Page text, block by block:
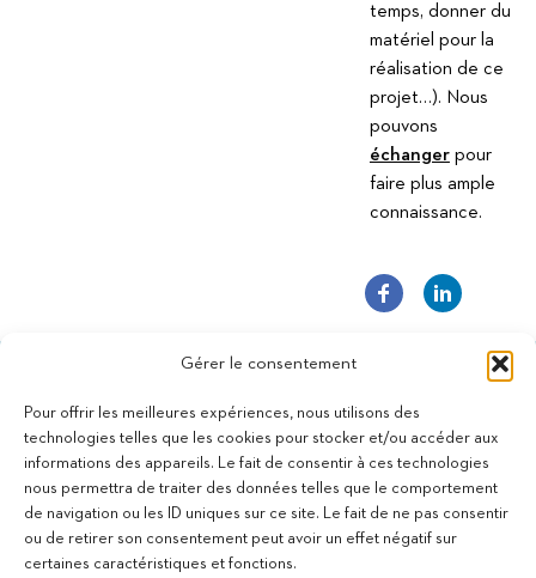
Gérer le consentement
Pour offrir les meilleures expériences, nous utilisons des
technologies telles que les cookies pour stocker et/ou accéder aux
informations des appareils. Le fait de consentir à ces technologies
nous permettra de traiter des données telles que le comportement
de navigation ou les ID uniques sur ce site. Le fait de ne pas consentir
ou de retirer son consentement peut avoir un effet négatif sur
certaines caractéristiques et fonctions.
temps, donner du
matériel pour la
réalisation de ce
projet…). Nous
pouvons
échangerpour
faire plus ample
connaissance.
11 bis Rue des Novalles
21240 Talant - France
+33 (0)3 80 59 22 88
Membre de la Fédération des Aveugles de France
Membre du collectif Les Éditeurs Atypiques